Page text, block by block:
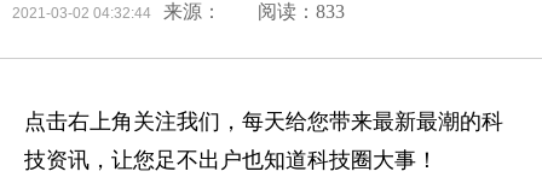
2021-03-02 04:32:44 来源： 阅读：833
点击右上角关注我们，每天给您带来最新最潮的科
技资讯，让您足不出户也知道科技圈大事！